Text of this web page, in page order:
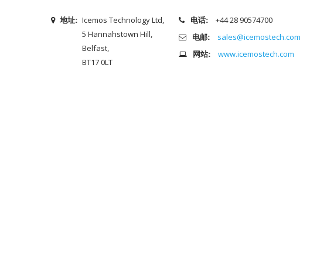
地址: Icemos Technology Ltd,
5 Hannahstown Hill,
Belfast,
BT17 0LT
电话:
+44 28 90574700
电邮:
sales@icemostech.com
网站:
www.icemostech.com